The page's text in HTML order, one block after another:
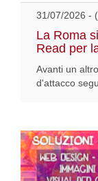
31/07/2026 -
La Roma
Read per
Avanti un
d'attacco